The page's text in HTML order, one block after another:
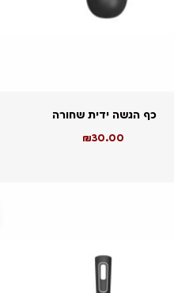
כף הגשה ידית שחורה
30.00
₪